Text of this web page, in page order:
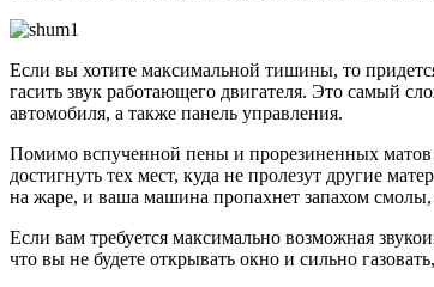
Если вы хотите максимальной тишины, то
гасить звук работающего двигателя. Это самый
автомобиля, а также панель управления.
Помимо вспученной пены и прорезиненных
достигнуть тех мест, куда не пролезут другие
на жаре, и ваша машина пропахнет запахом смолы,
Если вам требуется максимально возможная
что вы не будете открывать окно и сильно